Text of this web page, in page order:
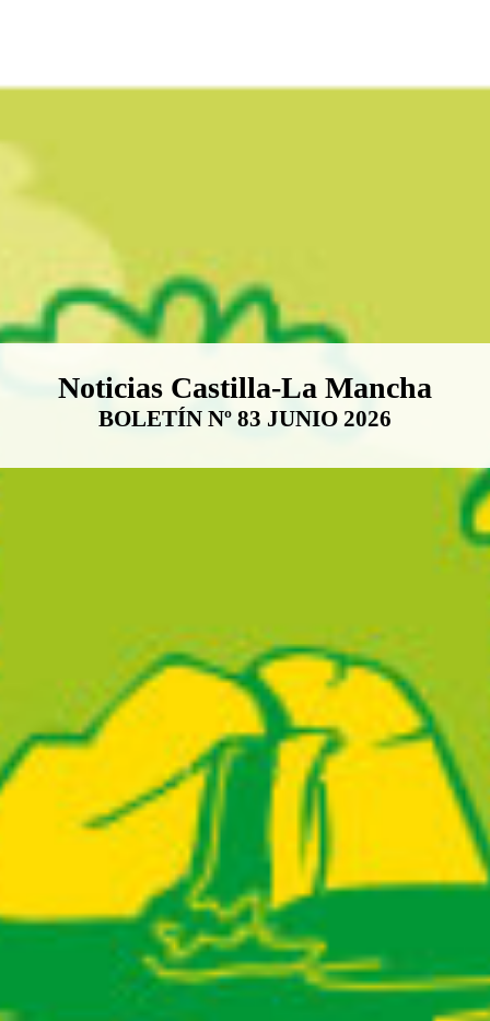
Boletín Noticias Castilla-La
Noticias Castilla-La Mancha
BOLETÍN Nº 83 JUNIO 2026